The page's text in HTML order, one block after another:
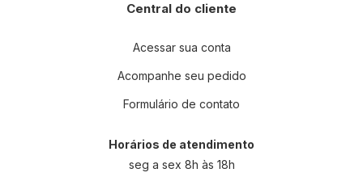
Central do cliente
Acessar sua conta
Acompanhe seu pedido
Formulário de contato
Horários de atendimento
seg a sex 8h às 18h